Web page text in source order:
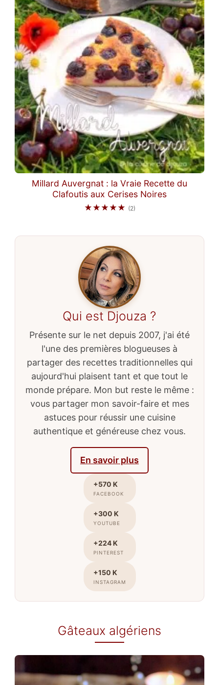
Millard Auvergnat : la Vraie Recette du
Clafoutis aux Cerises Noires
★★★★★ (2)
Qui est Djouza ?
Présente sur le net depuis 2007, j'ai été
l'une des premières blogueuses à
partager des recettes traditionnelles qui
aujourd'hui plaisent tant et que tout le
monde prépare. Mon but reste le même :
vous partager mon savoir-faire et mes
astuces pour réussir une cuisine
authentique et généreuse chez vous.
En savoir plus
+570 K
FACEBOOK
+300 K
YOUTUBE
+224 K
PINTEREST
+150 K
INSTAGRAM
Gâteaux algériens